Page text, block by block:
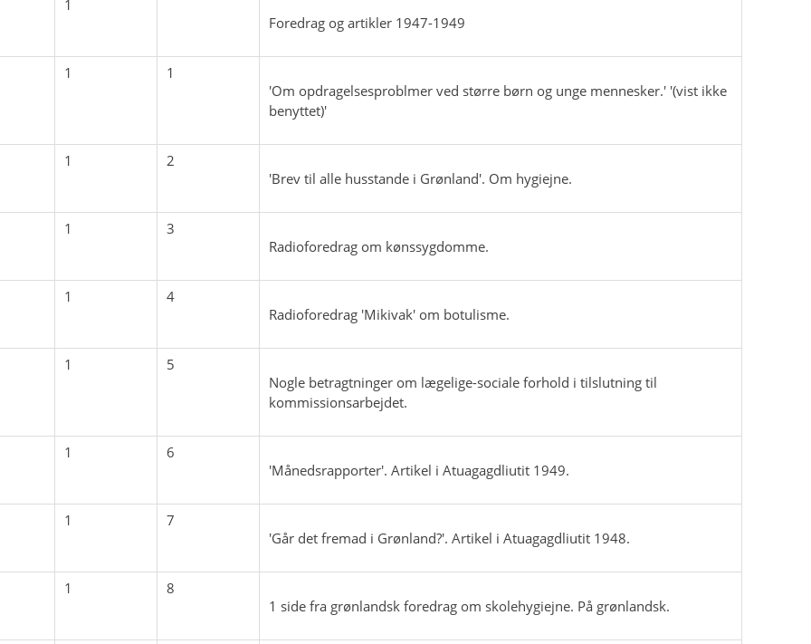
1
Foredrag og artikler 1947-1949
1
1
'Om opdragelsesproblmer ved større børn og unge mennesker.' '(vist ikke
benyttet)'
1
2
'Brev til alle husstande i Grønland'. Om hygiejne.
1
3
Radioforedrag om kønssygdomme.
1
4
Radioforedrag 'Mikivak' om botulisme.
1
5
Nogle betragtninger om lægelige-sociale forhold i tilslutning til
kommissionsarbejdet.
1
6
'Månedsrapporter'. Artikel i Atuagagdliutit 1949.
1
7
'Går det fremad i Grønland?'. Artikel i Atuagagdliutit 1948.
1
8
1 side fra grønlandsk foredrag om skolehygiejne. På grønlandsk.